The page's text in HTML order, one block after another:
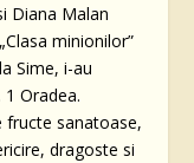
Diana Malan
minionilor”
Sime, i-au
Oradea.
fructe sanatoase,
dragoste si